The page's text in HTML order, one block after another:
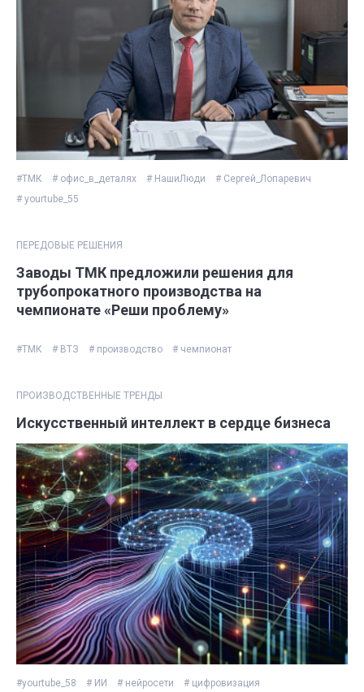
#ТМК # офис_в_деталях # НашиЛюди
# Сергей_Лопаревич
# yourtube_55
ПЕРЕДОВЫЕ РЕШЕНИЯ
Заводы ТМК предложили решения для
трубопрокатного производства на
чемпионате «Реши проблему»
#ТМК # ВТЗ # производство # чемпионат
ПРОИЗВОДСТВЕННЫЕ ТРЕНДЫ
Искусственный интеллект в сердце бизнеса
#yourtube_58 # ИИ # нейросети # цифровизация